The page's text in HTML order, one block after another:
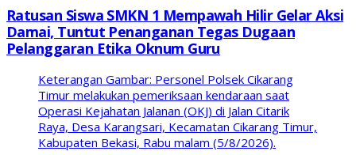
Ratusan Siswa SMKN 1 Mempawah Hilir Gelar Aksi
Damai, Tuntut Penanganan Tegas Dugaan
Pelanggaran Etika Oknum Guru
Keterangan Gambar: Personel Polsek Cikarang
Timur melakukan pemeriksaan kendaraan saat
Operasi Kejahatan Jalanan (OKJ) di Jalan Citarik
Raya, Desa Karangsari, Kecamatan Cikarang Timur,
Kabupaten Bekasi, Rabu malam (5/8/2026).